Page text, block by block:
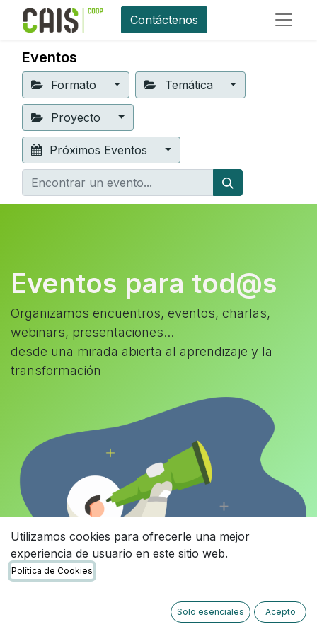
Contáctenos
Eventos
Formato Temática
Proyecto
Próximos Eventos
Eventos para tod@s
Organizamos encuentros, eventos, charlas,
webinars, presentaciones...
desde una mirada abierta al aprendizaje y la
transformación
Utilizamos cookies para ofrecerle una mejor
experiencia de usuario en este sitio web.
Política de Cookies
Solo esenciales Acepto